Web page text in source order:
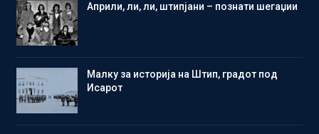
Aприли, ли, ли, штипјани – познати шегаџии
Малку за историја на Штип, градот под
Исарот